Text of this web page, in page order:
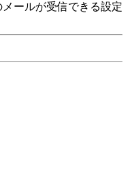
ールが受信できる設定